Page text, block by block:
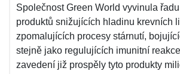
Společnost Green World vyvinula
produktů snižujících hladinu krevních
zpomalujících procesy stárnutí,
stejně jako regulujících imunitní
zavedení již prospěly tyto produkty